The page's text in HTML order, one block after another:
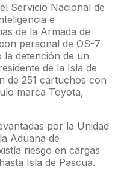
Servicio Nacional de
e
de la Armada de
personal de OS-7
la detención de un
de la Isla de
de 251 cartuchos con
marca Toyota,
por la Unidad
Aduana de
riesgo en cargas
Isla de Pascua.